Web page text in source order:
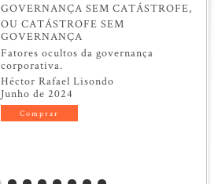
GOVERNANÇA SEM CATÁSTROFE,
OU CATÁSTROFE SEM
GOVERNANÇA
Fatores ocultos da governança
corporativa.
Héctor Rafael Lisondo
Junho de 2024
Comprar